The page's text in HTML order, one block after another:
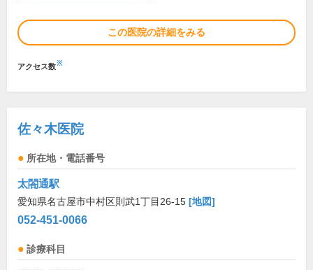
この医院の詳細をみる
アクセス数※
佐々木医院
所在地・電話番号
太閤通駅
愛知県名古屋市中村区則武1丁目26-15 [地図]
052-451-0066
診療科目